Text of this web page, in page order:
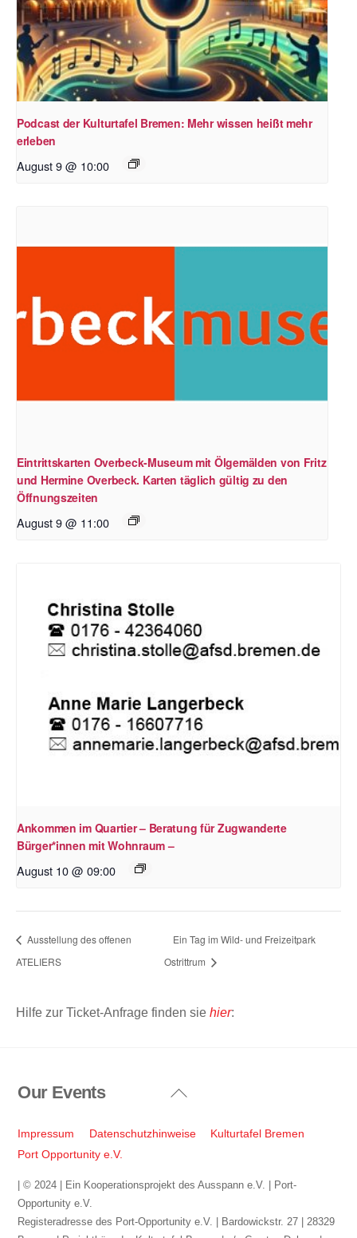
Podcast der Kulturtafel Bremen: Mehr wissen heißt mehr
erleben
August 9 @ 10:00
Eintrittskarten Overbeck-Museum mit Ölgemälden von Fritz
und Hermine Overbeck. Karten täglich gültig zu den
Öffnungszeiten
August 9 @ 11:00
Ankommen im Quartier – Beratung für Zugwanderte
Bürger*innen mit Wohnraum –
August 10 @ 09:00
Ausstellung des offenen
ATELIERS
Ein Tag im Wild- und Freizeitpark
Ostrittrum
Hilfe zur Ticket-Anfrage finden sie hier:
Back
Top
Our Events
Impressum Datenschutzhinweise
Kulturtafel Bremen
Port Opportunity e.V.
| © 2024 | Ein Kooperationsprojekt des Ausspann e.V. | Port-
Opportunity e.V.
Registeradresse des Port-Opportunity e.V. | Bardowickstr. 27 | 28329